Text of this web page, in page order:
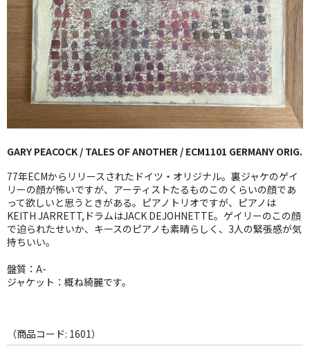
新譜
GG RECORD （当店のレーベル）
全商品
JAZZ-US
BLUE NOTE
JAZZ-EU
JAZZ-JP
JAZZ-VOCAL
J-POP
ROCK
WORLD
GARY PEACOCK / TALES OF ANOTHER / ECM1101 GERMANY ORIG.
77年ECMからリリースされたドイツ・オリジナル。裏ジャケのゲイ
リーの顔が怖いですが、アーティストたるものこのくらいの顔であ
って欲しいと思うときがある。ピアノトリオですが、ピアノは
KEITH JARRETT,ドラムはJACK DEJOHNETTE。ゲイリーのこの顔
で迫られたせいか、キースのピアノも素晴らしく、3人の緊張感が気
持ちいい。
盤質：A-
ジャケット：概ね綺麗です。
（商品コード: 1601）